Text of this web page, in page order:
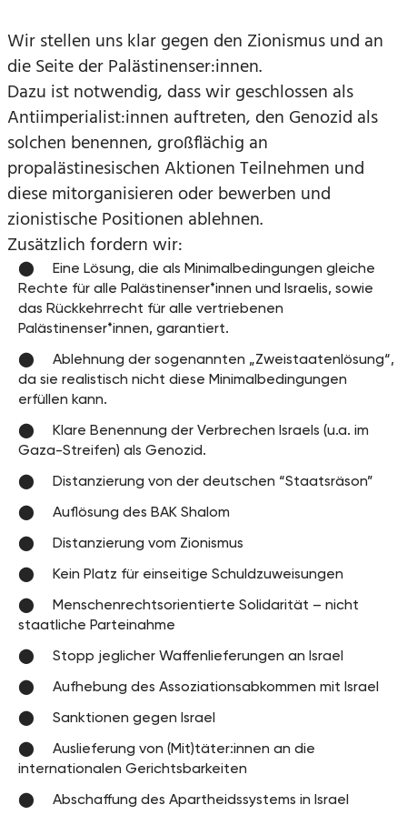
Wir stellen uns klar gegen den Zionismus und an
die Seite der Palästinenser:innen.
Dazu ist notwendig, dass wir geschlossen als
Antiimperialist:innen auftreten, den Genozid als
solchen benennen, großflächig an
propalästinesischen Aktionen Teilnehmen und
diese mitorganisieren oder bewerben und
zionistische Positionen ablehnen.
Zusätzlich fordern wir:
Eine Lösung, die als Minimalbedingungen gleiche
Rechte für alle Palästinenser*innen und Israelis, sowie
das Rückkehrrecht für alle vertriebenen
Palästinenser*innen, garantiert.
Ablehnung der sogenannten „Zweistaatenlösung“,
da sie realistisch nicht diese Minimalbedingungen
erfüllen kann.
Klare Benennung der Verbrechen Israels (u.a. im
Gaza-Streifen) als Genozid.
Distanzierung von der deutschen “Staatsräson”
Auflösung des BAK Shalom
Distanzierung vom Zionismus
Kein Platz für einseitige Schuldzuweisungen
Menschenrechtsorientierte Solidarität – nicht
staatliche Parteinahme
Stopp jeglicher Waffenlieferungen an Israel
Aufhebung des Assoziationsabkommen mit Israel
Sanktionen gegen Israel
Auslieferung von (Mit)täter:innen an die
internationalen Gerichtsbarkeiten
Abschaffung des Apartheidssystems in Israel